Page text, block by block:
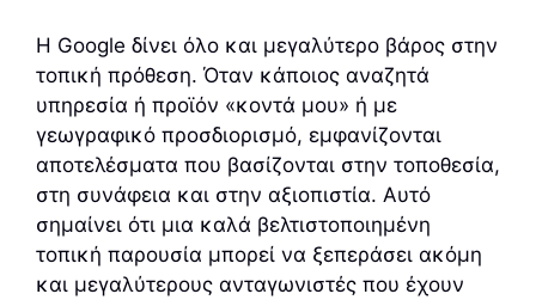
Η Google δίνει όλο και μεγαλύτερο βάρος στην
τοπική πρόθεση. Όταν κάποιος αναζητά
υπηρεσία ή προϊόν «κοντά μου» ή με
γεωγραφικό προσδιορισμό, εμφανίζονται
αποτελέσματα που βασίζονται στην τοποθεσία,
στη συνάφεια και στην αξιοπιστία. Αυτό
σημαίνει ότι μια καλά βελτιστοποιημένη
τοπική παρουσία μπορεί να ξεπεράσει ακόμη
και μεγαλύτερους ανταγωνιστές που έχουν